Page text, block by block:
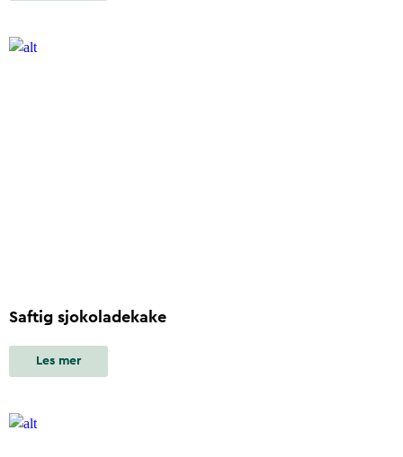
Saftig sjokoladekake
Les mer